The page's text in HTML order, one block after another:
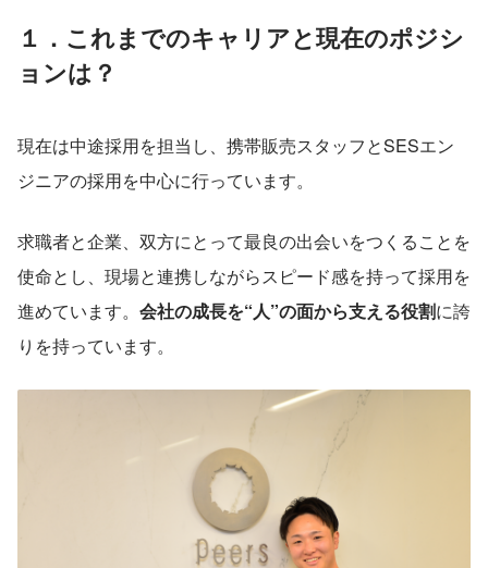
１．これまでのキャリアと現在のポジシ
ョンは？
現在は中途採用を担当し、携帯販売スタッフとSESエン
ジニアの採用を中心に行っています。
求職者と企業、双方にとって最良の出会いをつくることを
使命とし、現場と連携しながらスピード感を持って採用を
進めています。 会社の成長を“人”の面から支える役割に誇
りを持っています。